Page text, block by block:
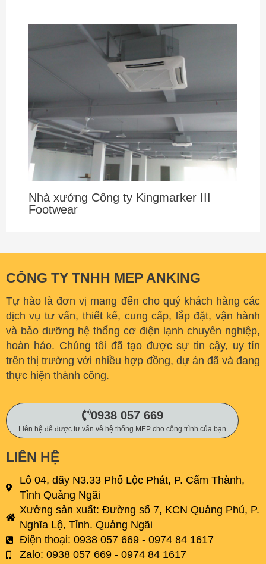
Nhà xưởng Công ty Kingmarker III
Footwear
CÔNG TY TNHH MEP ANKING
Tự hào là đơn vị mang đến cho quý khách hàng các
dịch vụ tư vấn, thiết kế, cung cấp, lắp đặt, vận hành
và bảo dưỡng hệ thống cơ điện lạnh chuyên nghiệp,
hoàn hảo. Chúng tôi đã tạo được sự tin cậy, uy tín
trên thị trường với nhiều hợp đồng, dự án đã và đang
thực hiện thành công.
0938 057 669
Liên hệ để được tư vấn về hệ thống MEP cho công trình của bạn
LIÊN HỆ
Lô 04, dãy N3.33 Phố Lộc Phát, P. Cẩm Thành,
Tỉnh Quảng Ngãi
Xưởng sản xuất: Đường số 7, KCN Quảng Phú, P.
Nghĩa Lộ, Tỉnh. Quảng Ngãi
Điện thoại: 0938 057 669 - 0974 84 1617
Zalo: 0938 057 669 - 0974 84 1617